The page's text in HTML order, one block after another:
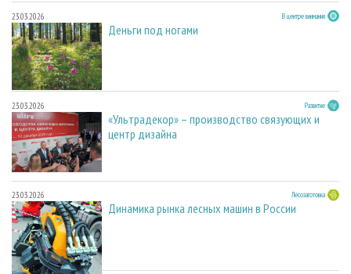
23.03.2026 В центре внимания
Деньги под ногами
23.03.2026 Развитие
«Ультрадекор» – производство связующих и
центр дизайна
23.03.2026 Лесозаготовка
Динамика рынка лесных машин в России